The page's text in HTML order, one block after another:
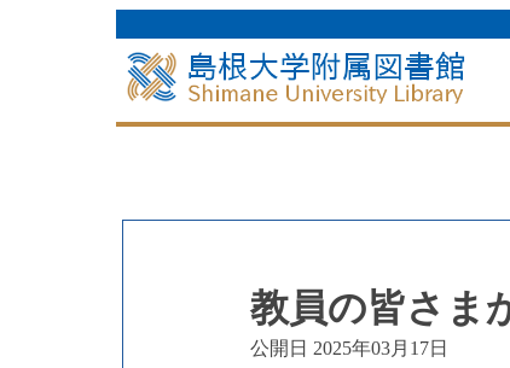
教員の皆さま
公開日 2025年03月17日